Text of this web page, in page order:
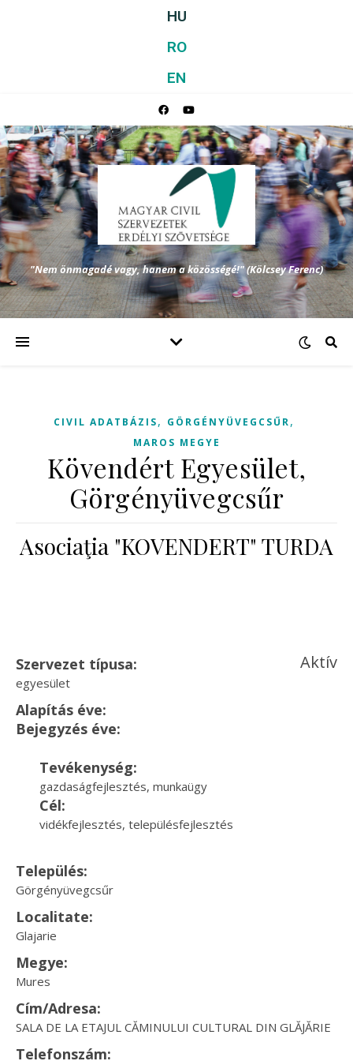
HU
RO
EN
"Nem önmagadé vagy, hanem a közösségé!" (Kölcsey Ferenc)
CIVIL ADATBÁZIS, GÖRGÉNYÜVEGCSŰR,
MAROS MEGYE
Kövendért Egyesület,
Görgényüvegcsűr
Asociaţia "KOVENDERT" TURDA
Szervezet típusa:
egyesület
Aktív
Alapítás éve:
Bejegyzés éve:
Tevékenység:
gazdaságfejlesztés, munkaügy
Cél:
vidékfejlesztés, településfejlesztés
Település:
Görgényüvegcsűr
Localitate:
Glajarie
Megye:
Mures
Cím/Adresa:
SALA DE LA ETAJUL CĂMINULUI CULTURAL DIN GLĂJĂRIE
Telefonszám: